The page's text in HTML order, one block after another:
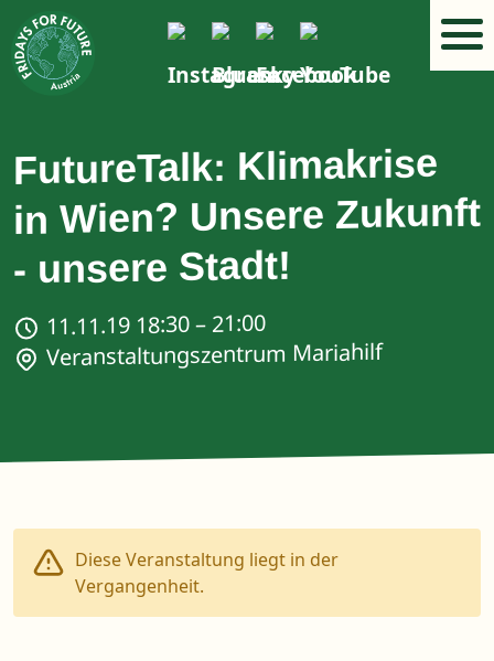
FutureTalk: Klimakrise
in Wien? Unsere Zukunft
- unsere Stadt!
11.11.19 18:30 – 21:00
Veranstaltungszentrum Mariahilf
Diese Veranstaltung liegt in der
Vergangenheit.